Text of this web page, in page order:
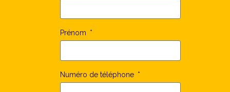
Prénom
Numéro de téléphone